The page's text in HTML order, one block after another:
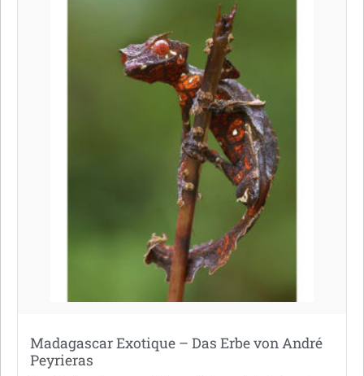
Madagascar Exotique – Das Erbe von André
Peyrieras